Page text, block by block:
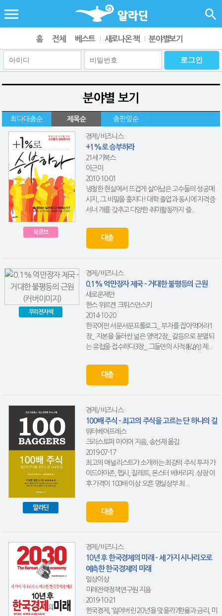
홈 전체 베스트 새로나온 책 분야별보기
분야별 보기
최다대출순 제목순 출판일순
북큐브
경제/비즈니스
+1%로 승부하라
21세기북스
이근미
2010-10-01
냉철한 현실에서 뜨겁게 살아남은 고수들의 성공메
시지, 그 비밀을 훔치다! 대학 졸업과 동시에 자격증
서너 개를 갖추고 다양한 취미활동까지 즐...
대출
우리전자책
경제/비즈니스
0.1% 억만장자 제국 - 거대한 불평등의 근원
새로운제안
한스 위르겐 크뤼스만스키
2014-10-20
한국어판 서문서문프롤로그_ 부자를 잡아먹어라1
장_ 자본을 둘러싼 넓은 영역2장_ 갈등으로 분열되
는 유럽을 접수하다3장_ 그들만의 사적(私的) 제...
대출
알라딘
경제/비즈니스
100배 주식 - 최고의 주식을 고르는 단 하나의 길
워터베어프레스
크리스토퍼 마이어 지음, 송선재 옮김
2019-07-17
최고의 애널리스트가 소개하는 최강의 주식 투자 가
이드아마존, 펩시, 질레트, 몬스터 베버리지. 상장 이
후 가격이 100배 이상 오른 명실상부 최...
대출
경제/비즈니스
10년 후 한국경제의 미래 - 세 가지 시나리오로
예측한 한국경제의 미래
일상이상
미래전략정책연구원 지음
2019-10-21
한국경제, ‘잃어버린 20년’을 맞을까?환율과 금리, 미